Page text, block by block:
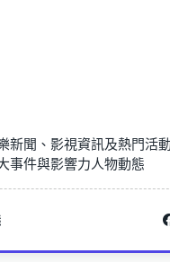
聞、影視資訊及熱門活
事件與影響力人物動態